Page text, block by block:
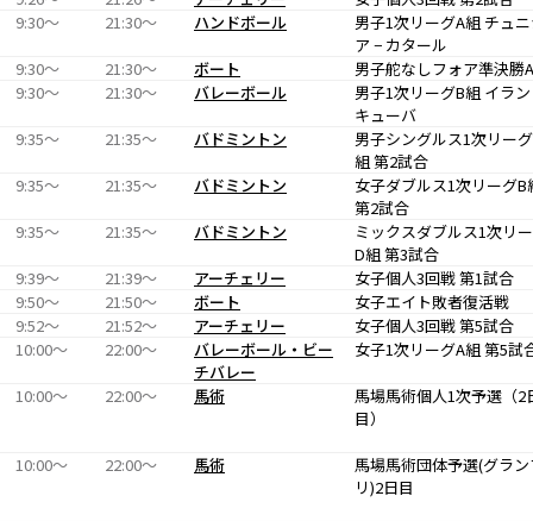
9:30〜
21:30〜 ハンドボール
男子1次リーグA組 チュ
ア − カタール
9:30〜
21:30〜 ボート
男子舵なしフォア準決勝
9:30〜
21:30〜 バレーボール
男子1次リーグB組 イラ
キューバ
9:35〜
21:35〜 バドミントン
男子シングルス1次リー
組 第2試合
9:35〜
21:35〜 バドミントン
女子ダブルス1次リーグB
第2試合
9:35〜
21:35〜 バドミントン
ミックスダブルス1次リ
D組 第3試合
9:39〜
21:39〜 アーチェリー
女子個人3回戦 第1試合
9:50〜
21:50〜 ボート
女子エイト敗者復活戦
9:52〜
21:52〜 アーチェリー
女子個人3回戦 第5試合
10:00〜
22:00〜
バレーボール・ビー
チバレー
女子1次リーグA組 第5試
10:00〜 22:00〜 馬術
馬場馬術個人1次予選（2
目）
10:00〜 22:00〜 馬術
馬場馬術団体予選(グラ
リ)2日目